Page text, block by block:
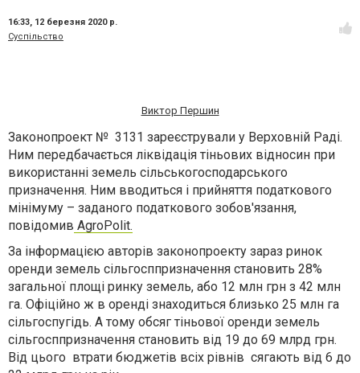
16:33, 12 березня 2020 р.
Суспільство
Виктор Першин
Законопроект № 3131 зареєстрували у Верховній Раді.
Ним передбачається ліквідація тіньових відносин при
використанні земель сільськогосподарського
призначення. Ним вводиться і прийняття податкового
мінімуму – заданого податкового зобов'язання,
повідомив AgroPolit.
За інформацією авторів законопроекту зараз ринок
оренди земель сільгосппризначення становить 28%
загальної площі ринку земель, або 12 млн грн з 42 млн
га. Офіційно ж в оренді знаходиться близько 25 млн га
сільгоспугідь. А тому обсяг тіньової оренди земель
сільгосппризначення становить від 19 до 69 млрд грн.
Від цього втрати бюджетів всіх рівнів сягають від 6 до